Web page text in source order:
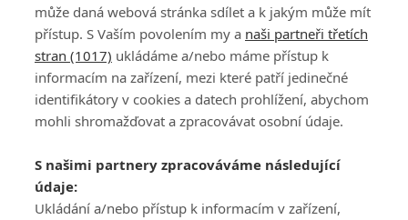
PŘIHLÁSIT
REGISTROVAT
DISKUZE
Šéfredaktorkou webu jePetr Slavík, e-mailserialy@fandimefilmu.cz
Máte-li zájem o inzerci na našem webu napište nám na e-mail
studio@koncal.com
může daná webová stránka sdílet a k jakým může mít
přístup. S Vaším povolením my a naši partneři třetích
stran (1017) ukládáme a/nebo máme přístup k
informacím na zařízení, mezi které patří jedinečné
identifikátory v cookies a datech prohlížení, abychom
mohli shromažďovat a zpracovávat osobní údaje.
S našimi partnery zpracováváme následující
údaje:
Ukládání a/nebo přístup k informacím v zařízení,